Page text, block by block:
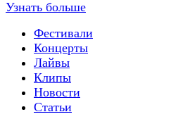
Узнать больше
Фестивали
Концерты
Лайвы
Клипы
Новости
Статьи